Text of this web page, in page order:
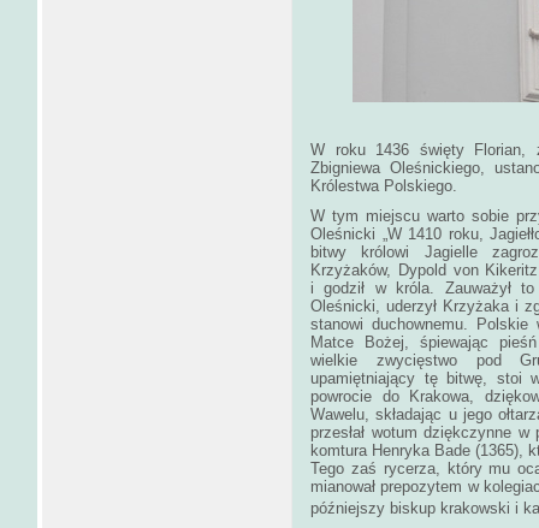
W roku 1436 święty Florian,
Zbigniewa Oleśnickiego,
Królestwa Polskiego.
W tym miejscu warto sobie
Oleśnicki
„W 1410 roku,
bitwy królowi Jagielle
Krzyżaków, Dypold von
i godził w króla. Zauważył
Oleśnicki, uderzył Krzyżaka i
stanowi duchownemu.
Matce Bożej, śpiewając
wielkie zwycięstwo pod
upamiętniający tę bitwę, stoi
powrocie do Krakowa,
Wawelu, składając u jego
przesłał wotum dziękczynne
komtura Henryka Bade (1365),
Tego zaś rycerza, który mu
mianował prepozytem w
późniejszy biskup krakowski i